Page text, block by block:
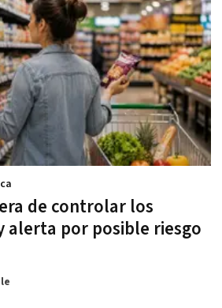
de controlar los
alerta por posible riesgo